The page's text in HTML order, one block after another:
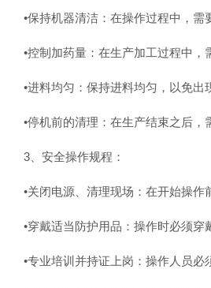
‌•保持机器清洁‌：在操作过程中，需
‌•控制加药量‌：在生产加工过程中，
‌•进料均匀‌：保持进料均匀，以免出
‌•停机前的清理‌：在生产结束之后，
‌3、安全操作规程‌：
‌•关闭电源、清理现场‌：在开始操作
‌•穿戴适当防护用品‌：操作时必须穿
‌•专业培训并持证上岗‌：操作人员必